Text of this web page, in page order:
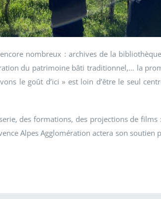
nombreux : archives de la
du patrimoine bâti traditionnel,… la
le goût d’ici » est loin d’être le seul
des formations, des projections de films
Alpes Agglomération actera son soutien